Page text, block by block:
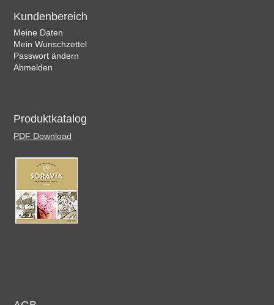
Kundenbereich
Meine Daten
Mein Wunschzettel
Passwort ändern
Abmelden
Produktkatalog
PDF Download